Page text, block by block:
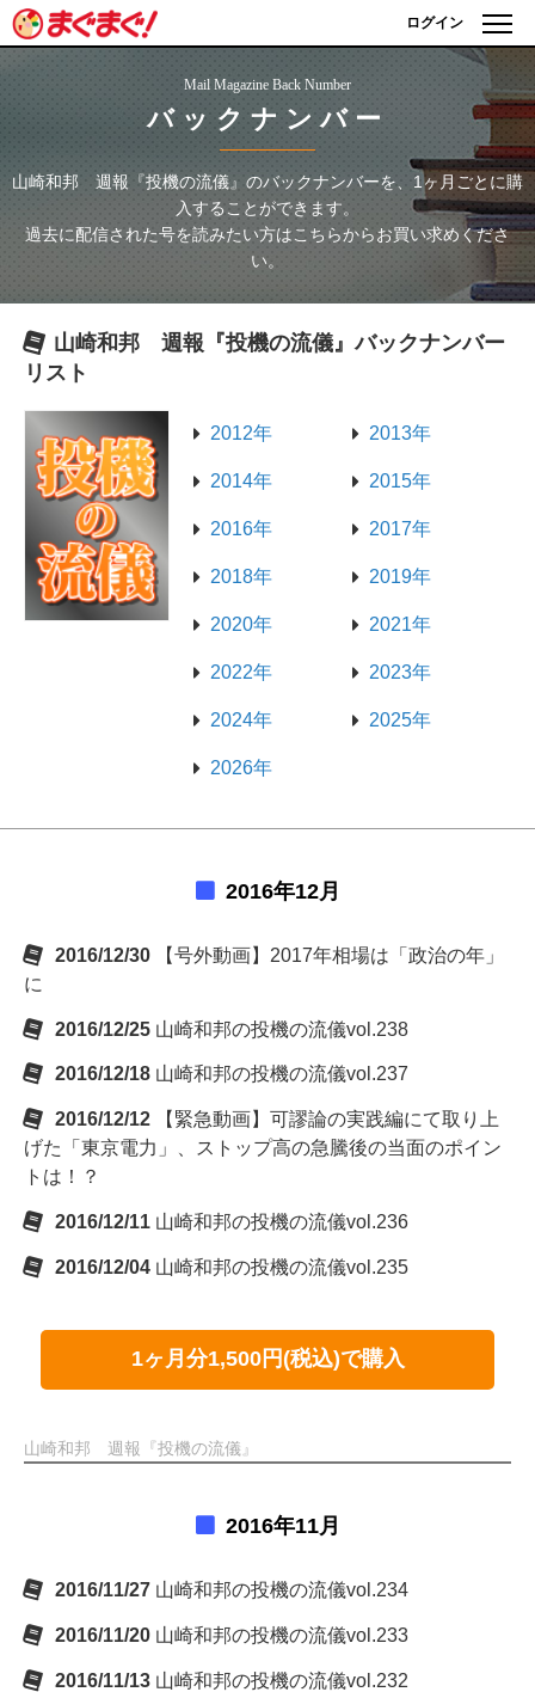
ログイン
Mail Magazine Back Number
バックナンバー
山崎和邦 週報『投機の流儀』 のバックナンバーを、1ヶ月ごとに購
入することができます。
過去に配信された号を読みたい方はこちらからお買い求めくださ
い。
山崎和邦 週報『投機の流儀』バックナンバー
リスト
2012年 2013年
2014年 2015年
2016年 2017年
2018年 2019年
2020年 2021年
2022年 2023年
2024年 2025年
2026年
2016年12月
2016/12/30
【号外動画】2017年相場は「政治の年」
に
2016/12/25 山崎和邦の投機の流儀vol.238
2016/12/18 山崎和邦の投機の流儀vol.237
2016/12/12
【緊急動画】可謬論の実践編にて取り上
げた「東京電力」、ストップ高の急騰後の当面のポイン
トは！？
2016/12/11 山崎和邦の投機の流儀vol.236
2016/12/04 山崎和邦の投機の流儀vol.235
1ヶ月分1,500円(税込)で購入
山崎和邦 週報『投機の流儀』
2016年11月
2016/11/27 山崎和邦の投機の流儀vol.234
2016/11/20 山崎和邦の投機の流儀vol.233
2016/11/13 山崎和邦の投機の流儀vol.232